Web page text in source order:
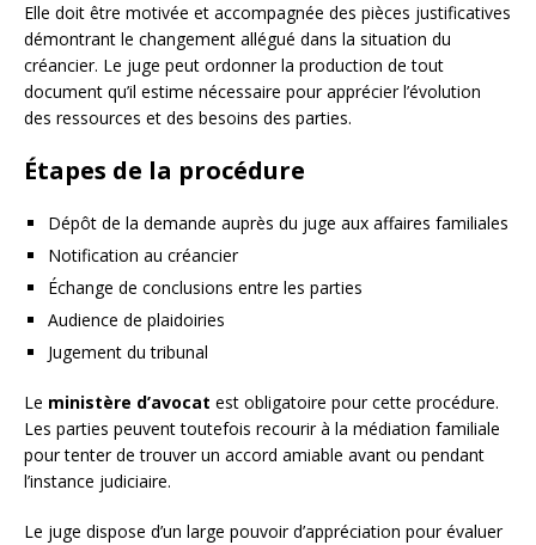
Elle doit être motivée et accompagnée des pièces justificatives
démontrant le changement allégué dans la situation du
créancier. Le juge peut ordonner la production de tout
document qu’il estime nécessaire pour apprécier l’évolution
des ressources et des besoins des parties.
Étapes de la procédure
Dépôt de la demande auprès du juge aux affaires familiales
Notification au créancier
Échange de conclusions entre les parties
Audience de plaidoiries
Jugement du tribunal
Le ministère d’avocat est obligatoire pour cette procédure.
Les parties peuvent toutefois recourir à la médiation familiale
pour tenter de trouver un accord amiable avant ou pendant
l’instance judiciaire.
Le juge dispose d’un large pouvoir d’appréciation pour évaluer